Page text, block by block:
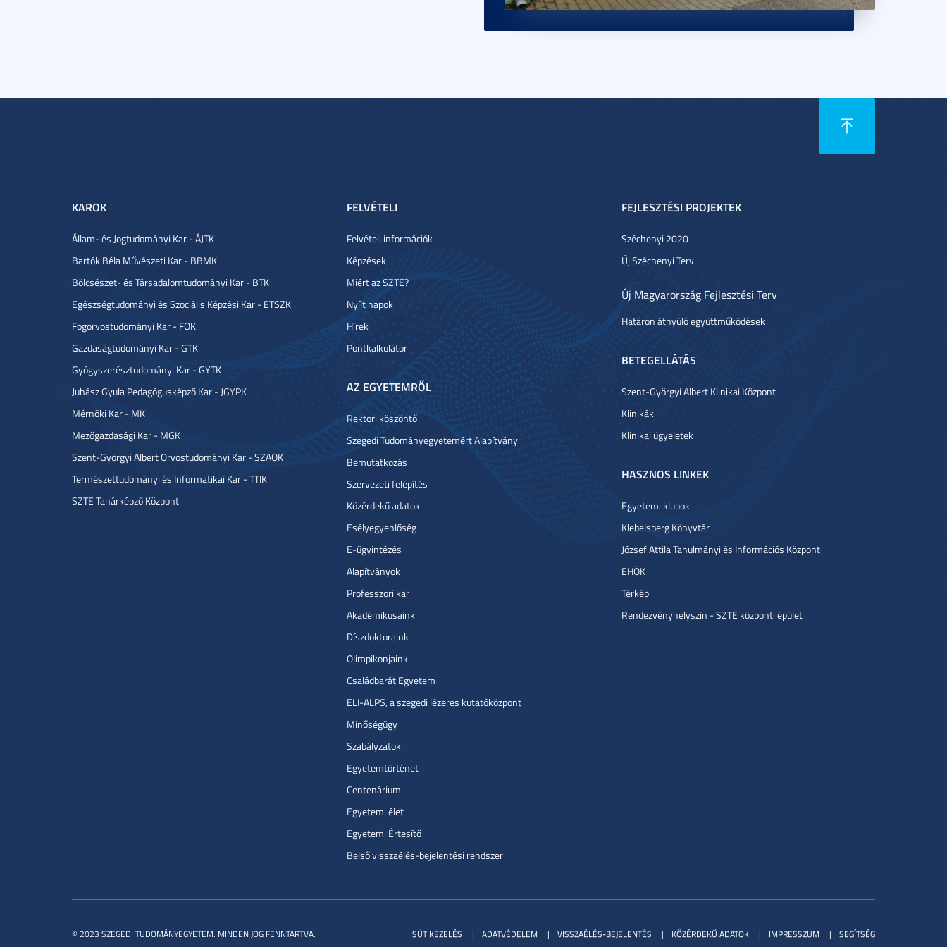
KAROK
Állam- és Jogtudományi Kar - ÁJTK
Bartók Béla Művészeti Kar - BBMK
Bölcsészet- és Társadalomtudományi Kar - BTK
Egészségtudományi és Szociális Képzési Kar - ETSZK
Fogorvostudományi Kar - FOK
Gazdaságtudományi Kar - GTK
Gyógyszerésztudományi Kar - GYTK
Juhász Gyula Pedagógusképző Kar - JGYPK
Mérnöki Kar - MK
Mezőgazdasági Kar - MGK
Szent-Györgyi Albert Orvostudományi Kar - SZAOK
Természettudományi és Informatikai Kar - TTIK
SZTE Tanárképző Központ
FELVÉTELI
Felvételi információk
Képzések
Miért az SZTE?
Nyílt napok
Hírek
Pontkalkulátor
AZ EGYETEMRŐL
Rektori köszöntő
Szegedi Tudományegyetemért Alapítvány
Bemutatkozás
Szervezeti felépítés
Közérdekű adatok
Esélyegyenlőség
E-ügyintézés
Alapítványok
Professzori kar
Akadémikusaink
Díszdoktoraink
Olimpikonjaink
Családbarát Egyetem
ELI-ALPS, a szegedi lézeres kutatóközpont
Minőségügy
Szabályzatok
Egyetemtörténet
Centenárium
Egyetemi élet
Egyetemi Értesítő
Belső visszaélés-bejelentési rendszer
FEJLESZTÉSI PROJEKTEK
Széchenyi 2020
Új Széchenyi Terv
Új Magyarország Fejlesztési Terv
Határon átnyúló együttműködések
BETEGELLÁTÁS
Szent-Györgyi Albert Klinikai Központ
Klinikák
Klinikai ügyeletek
HASZNOS LINKEK
Egyetemi klubok
Klebelsberg Könyvtár
József Attila Tanulmányi és Információs Központ
EHÖK
Térkép
Rendezvényhelyszín - SZTE központi épület
© 2023 SZEGEDI TUDOMÁNYEGYETEM. MINDEN JOG FENNTARTVA. SÜTIKEZELÉS ADATVÉDELEM VISSZAÉLÉS-BEJELENTÉS KÖZÉRDEKŰ ADATOK IMPRESSZUM SEGÍTSÉG